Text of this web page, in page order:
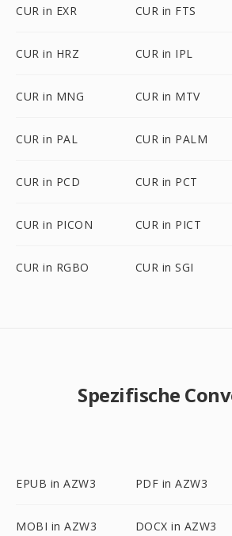
CUR in EXR CUR in FTS
CUR in HRZ CUR in IPL
CUR in MNG CUR in MTV
CUR in PAL CUR in PALM
CUR in PCD CUR in PCT
CUR in PICON CUR in PICT
CUR in RGBO CUR in SGI
Spezifische
EPUB in AZW3 PDF in AZW3
MOBI in AZW3 DOCX in AZW3